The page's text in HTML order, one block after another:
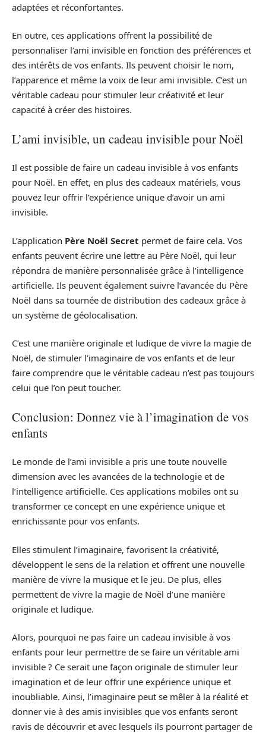
adaptées et réconfortantes.
En outre, ces applications offrent la possibilité de
personnaliser l’ami invisible en fonction des préférences et
des intérêts de vos enfants. Ils peuvent choisir le nom,
l’apparence et même la voix de leur ami invisible. C’est un
véritable cadeau pour stimuler leur créativité et leur
capacité à créer des histoires.
L’ami invisible, un cadeau invisible pour Noël
Il est possible de faire un cadeau invisible à vos enfants
pour Noël. En effet, en plus des cadeaux matériels, vous
pouvez leur offrir l’expérience unique d’avoir un ami
invisible.
L’application Père Noël Secret permet de faire cela. Vos
enfants peuvent écrire une lettre au Père Noël, qui leur
répondra de manière personnalisée grâce à l’intelligence
artificielle. Ils peuvent également suivre l’avancée du Père
Noël dans sa tournée de distribution des cadeaux grâce à
un système de géolocalisation.
C’est une manière originale et ludique de vivre la magie de
Noël, de stimuler l’imaginaire de vos enfants et de leur
faire comprendre que le véritable cadeau n’est pas toujours
celui que l’on peut toucher.
Conclusion: Donnez vie à l’imagination de vos
enfants
Le monde de l’ami invisible a pris une toute nouvelle
dimension avec les avancées de la technologie et de
l’intelligence artificielle. Ces applications mobiles ont su
transformer ce concept en une expérience unique et
enrichissante pour vos enfants.
Elles stimulent l’imaginaire, favorisent la créativité,
développent le sens de la relation et offrent une nouvelle
manière de vivre la musique et le jeu. De plus, elles
permettent de vivre la magie de Noël d’une manière
originale et ludique.
Alors, pourquoi ne pas faire un cadeau invisible à vos
enfants pour leur permettre de se faire un véritable ami
invisible ? Ce serait une façon originale de stimuler leur
imagination et de leur offrir une expérience unique et
inoubliable. Ainsi, l’imaginaire peut se mêler à la réalité et
donner vie à des amis invisibles que vos enfants seront
ravis de découvrir et avec lesquels ils pourront partager de